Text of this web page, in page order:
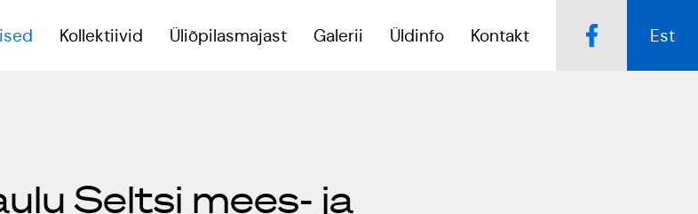
Kollektiivid Üliõpilasmajast Galerii Üldinfo Kontakt Est
Seltsi mees- ja